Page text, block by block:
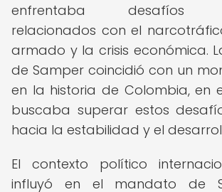
enfrentaba desafíos
relacionados con el
armado y la crisis económica.
de Samper coincidió con un
en la historia de Colombia, en
buscaba superar estos
hacia la estabilidad y el
El contexto político
influyó en el mandato de